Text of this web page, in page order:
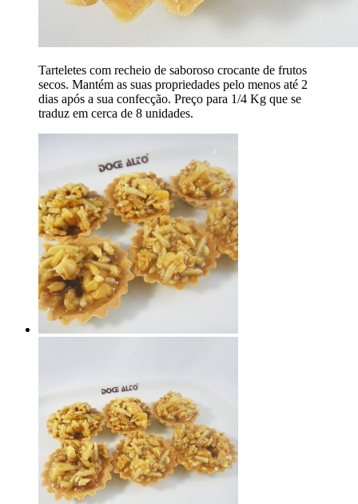
Tarteletes com recheio de saboroso crocante de frutos
secos. Mantém as suas propriedades pelo menos até 2
dias após a sua confecção. Preço para 1/4 Kg que se
traduz em cerca de 8 unidades.